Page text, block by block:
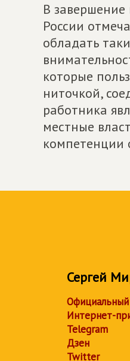
В
России
обладать
которые
ниточкой,
работника
местные
компетенции
Сергей
Официальный
Интернет-
Telegram
Дзен
Twitter